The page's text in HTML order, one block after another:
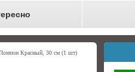
Красный, 30 см (1 шт)